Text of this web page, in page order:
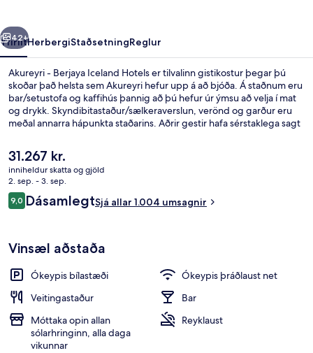
Næsta
42+
YfirlitHerbergiStaðsetningReglur
Akureyri - Berjaya Iceland Hotels er tilvalinn gistikostur þegar þú
skoðar það helsta sem Akureyri hefur upp á að bjóða. Á staðnum eru
bar/setustofa og kaffihús þannig að þú hefur úr ýmsu að velja í mat
og drykk. Skyndibitastaður/sælkeraverslun, verönd og garður eru
meðal annarra hápunkta staðarins. Aðrir gestir hafa sérstaklega sagt
Núverandi
verð
er
31.267 kr.
31.267 kr.
inniheldur skatta og gjöld
2. sep. - 3. sep.
Umsagnir
9,09,0 af 10
DásamlegtSjá allar 1.004 umsagnir
Vinsæl aðstaða
Ókeypis bílastæði
Ókeypis þráðlaust net
Veitingastaður
Bar
Móttaka opin allan
sólarhringinn, alla daga
vikunnar
Reyklaust